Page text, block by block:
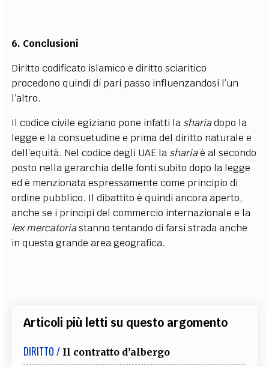
6. Conclusioni
Diritto codificato islamico e diritto sciaritico
procedono quindi di pari passo influenzandosi l’un
l’altro.
Il codice civile egiziano pone infatti la shariadopo la
legge e la consuetudine e prima del diritto naturale e
dell’equità. Nel codice degli UAE la shariaè al secondo
posto nella gerarchia delle fonti subito dopo la legge
ed è menzionata espressamente come principio di
ordine pubblico. Il dibattito è quindi ancora aperto,
anche se i principi del commercio internazionale e la
lex mercatoriastanno tentando di farsi strada anche
in questa grande area geografica.
Articoli più letti su questo argomento
DIRITTO / Il contratto d’albergo